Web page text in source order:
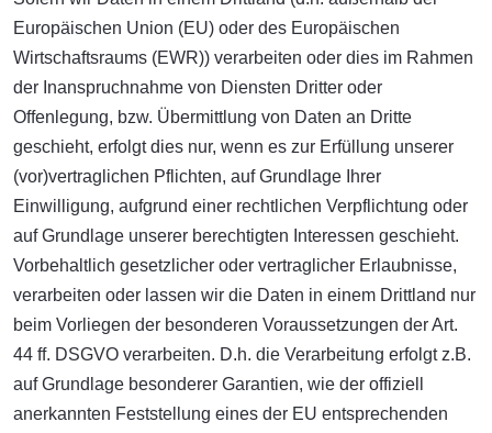
Europäischen Union (EU) oder des Europäischen
Wirtschaftsraums (EWR)) verarbeiten oder dies im Rahmen
der Inanspruchnahme von Diensten Dritter oder
Offenlegung, bzw. Übermittlung von Daten an Dritte
geschieht, erfolgt dies nur, wenn es zur Erfüllung unserer
(vor)vertraglichen Pflichten, auf Grundlage Ihrer
Einwilligung, aufgrund einer rechtlichen Verpflichtung oder
auf Grundlage unserer berechtigten Interessen geschieht.
Vorbehaltlich gesetzlicher oder vertraglicher Erlaubnisse,
verarbeiten oder lassen wir die Daten in einem Drittland nur
beim Vorliegen der besonderen Voraussetzungen der Art.
44 ff. DSGVO verarbeiten. D.h. die Verarbeitung erfolgt z.B.
auf Grundlage besonderer Garantien, wie der offiziell
anerkannten Feststellung eines der EU entsprechenden